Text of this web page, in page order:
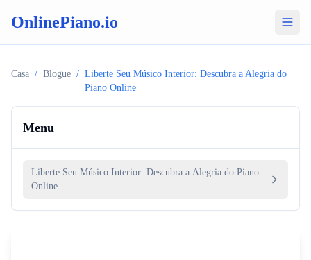
OnlinePiano.io
Casa / Blogue / Liberte Seu Músico Interior: Descubra a Alegria do
Piano Online
Menu
Liberte Seu Músico Interior: Descubra a Alegria do Piano
Online